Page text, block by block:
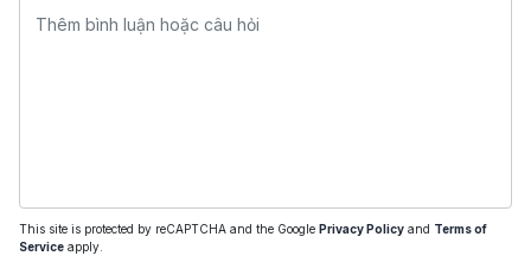
This site is protected by reCAPTCHA and the Google Privacy Policy and Terms of
Service apply.